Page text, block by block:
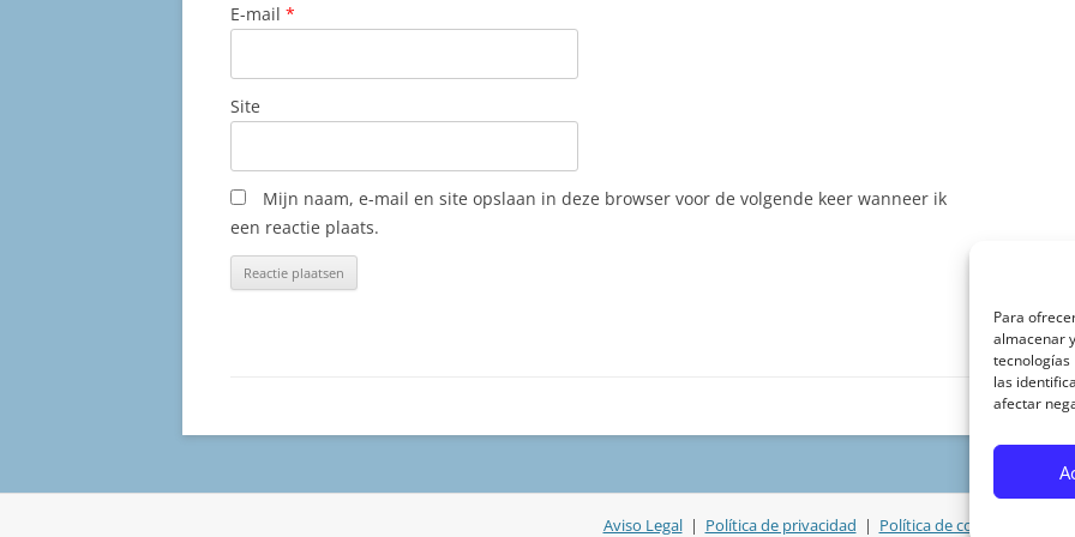
Para
almacenar
tecnologías
las
afectar
E-mail *
Site
Mijn naam, e-mail en site opslaan in deze browser voor de volgende keer wanneer ik
een reactie plaats.
Aviso Legal| Política de privacidad | Política de cookies